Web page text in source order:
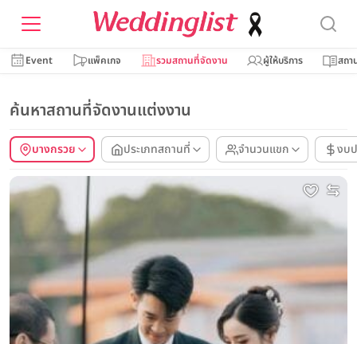
Event แพ็คเกจ รวมสถานที่จัดงาน ผู้ให้บริการ สถา
ค้นหาสถานที่จัดงานแต่งงาน
บางกรวย ประเภทสถานที่ จำนวนแขก งบ